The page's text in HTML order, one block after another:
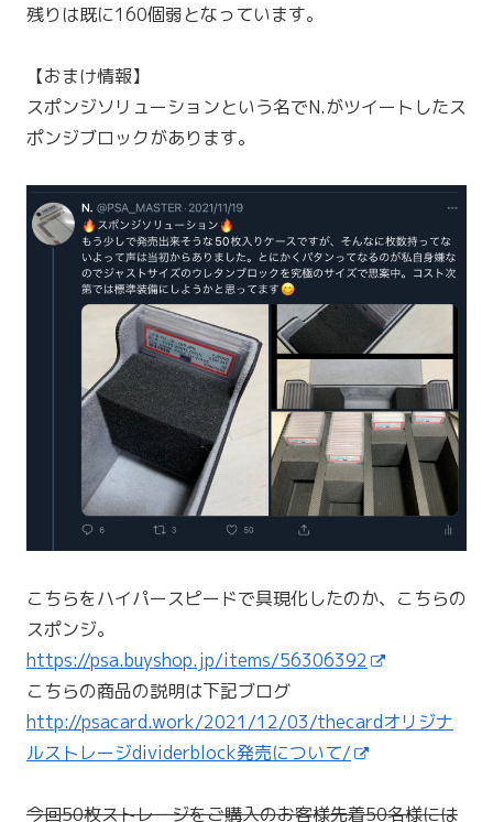
残りは既に160個弱となっています。
【おまけ情報】
スポンジソリューションという名でN.がツイートしたス
ポンジブロックがあります。
こちらをハイパースピードで具現化したのか、こちらの
スポンジ。
https://psa.buyshop.jp/items/56306392
こちらの商品の説明は下記ブログ
http://psacard.work/2021/12/03/thecardオリジナ
ルストレージdividerblock発売について/
今回50枚ストレージをご購入のお客様先着50名様には